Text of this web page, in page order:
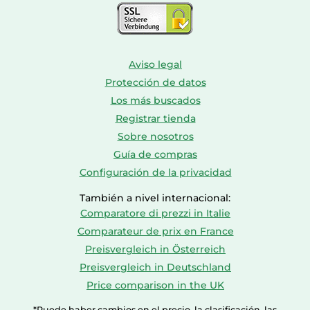
Aviso legal
Protección de datos
Los más buscados
Registrar tienda
Sobre nosotros
Guía de compras
Configuración de la privacidad
También a nivel internacional:
Comparatore di prezzi in Italie
Comparateur de prix en France
Preisvergleich in Österreich
Preisvergleich in Deutschland
Price comparison in the UK